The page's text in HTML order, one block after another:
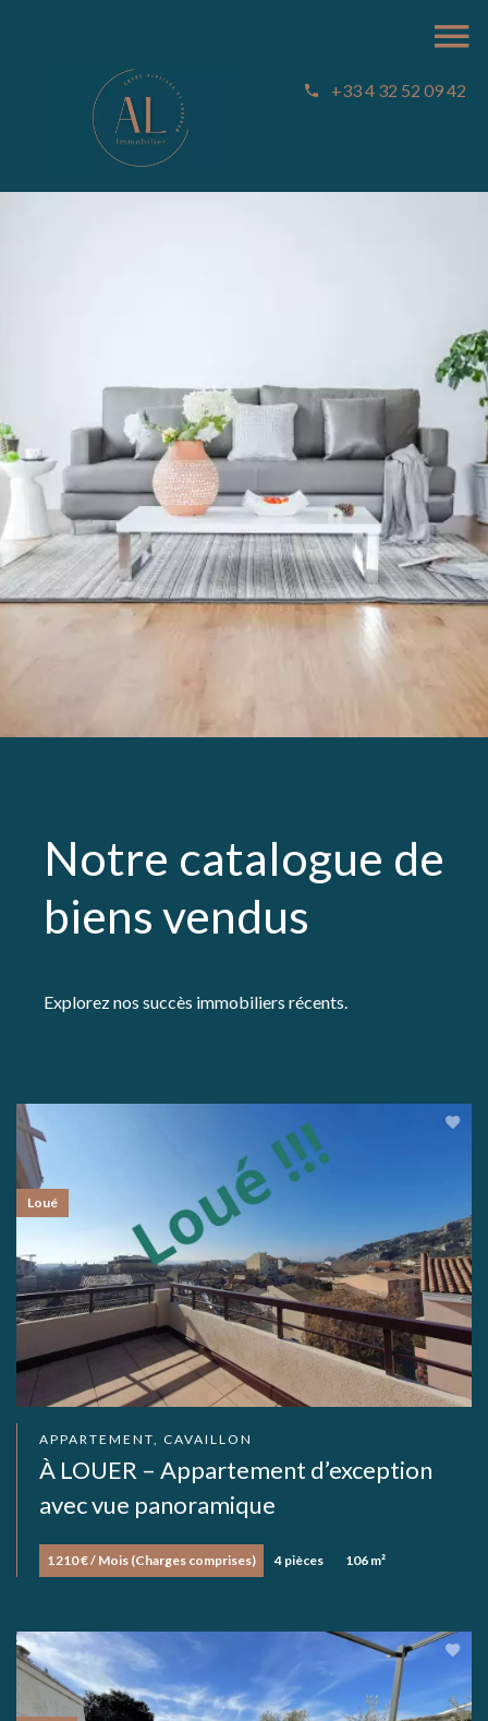
+33 4 32 52 09 42
Notre catalogue de
biens vendus
Explorez nos succès immobiliers récents.
APPARTEMENT, CAVAILLON
À LOUER – Appartement d’exception
avec vue panoramique
1 210 € / Mois (Charges comprises) 4 pièces 106 m²
Loué